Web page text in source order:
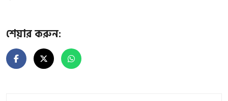
শেয়ার করুন: